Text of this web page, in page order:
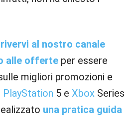
al nostro canale
alle offerte per essere
migliori promozioni e
PlayStation 5 e Xbox Series
una pratica guida